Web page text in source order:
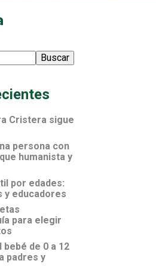
Buscar
Cristera sigue
persona con
humanista y
por edades:
y educadores
para elegir
de 0 a 12
padres y